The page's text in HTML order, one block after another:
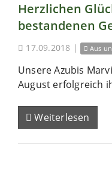
Herzlichen
bestandenen
17.09.2018 | Aus
Unsere Azubis
August erfolgreich
Weiterlesen